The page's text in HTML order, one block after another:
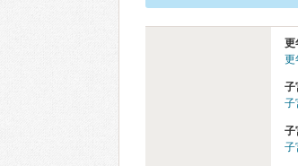
更
更
子
子
子
子